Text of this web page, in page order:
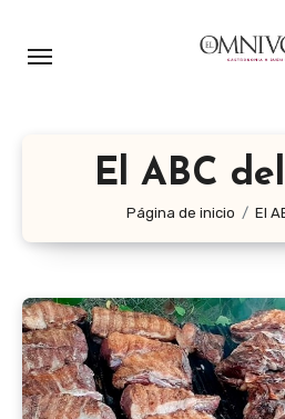
El ABC
Página de inicio El